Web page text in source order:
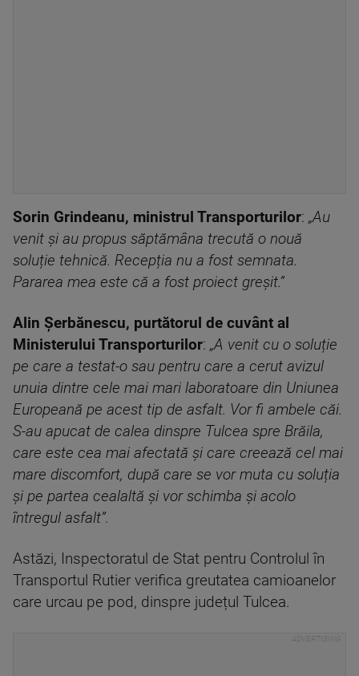
Sorin Grindeanu, ministrul Transporturilor: „Au
venit și au propus săptămâna trecută o nouă
soluție tehnică. Recepția nu a fost semnata.
Pararea mea este că a fost proiect greșit.”
Alin Șerbănescu, purtătorul de cuvânt al
Ministerului Transporturilor: „A venit cu o soluție
pe care a testat-o sau pentru care a cerut avizul
unuia dintre cele mai mari laboratoare din Uniunea
Europeană pe acest tip de asfalt. Vor fi ambele căi.
S-au apucat de calea dinspre Tulcea spre Brăila,
care este cea mai afectată și care creează cel mai
mare discomfort, după care se vor muta cu soluția
și pe partea cealaltă și vor schimba și acolo
întregul asfalt”.
Astăzi, Inspectoratul de Stat pentru Controlul în
Transportul Rutier verifica greutatea camioanelor
care urcau pe pod, dinspre județul Tulcea.